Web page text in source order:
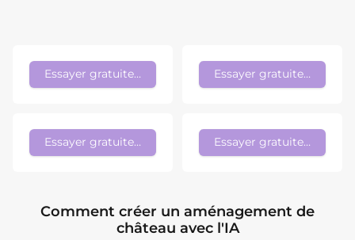
Essayer gratuitement Essayer gratuitement
Essayer gratuitement Essayer gratuitement
Comment créer un aménagement de
château avec l'IA